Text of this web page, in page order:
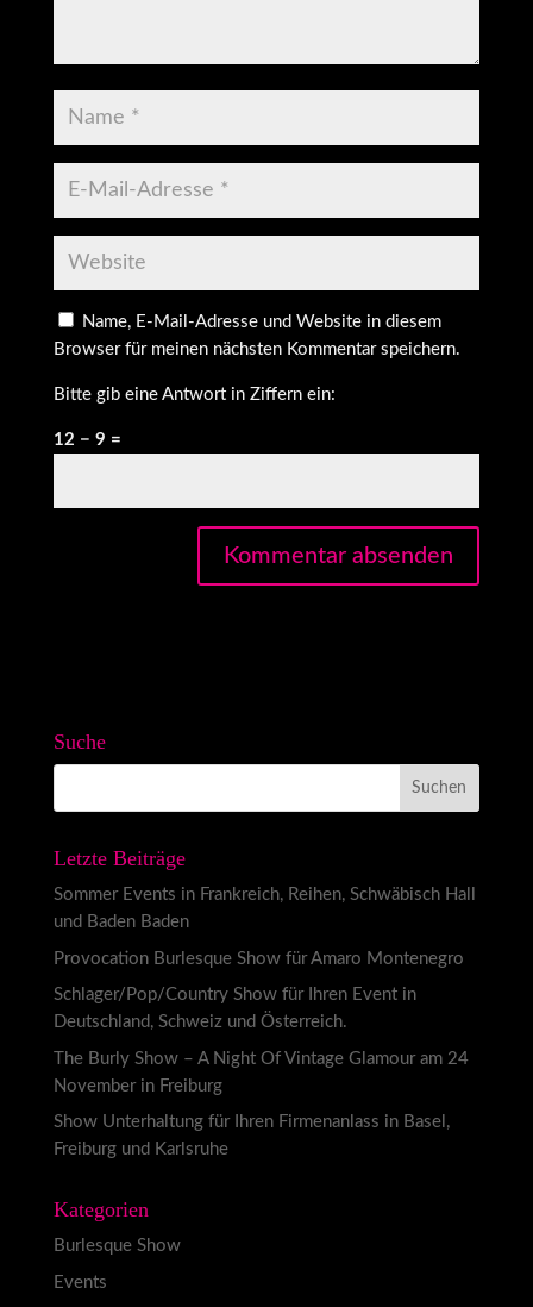
Name, E-Mail-Adresse und Website in diesem
Browser für meinen nächsten Kommentar speichern.
Bitte gib eine Antwort in Ziffern ein:
12 − 9 =
Suche
Letzte Beiträge
Sommer Events in Frankreich, Reihen, Schwäbisch Hall
und Baden Baden
Provocation Burlesque Show für Amaro Montenegro
Schlager/Pop/Country Show für Ihren Event in
Deutschland, Schweiz und Österreich.
The Burly Show – A Night Of Vintage Glamour am 24
November in Freiburg
Show Unterhaltung für Ihren Firmenanlass in Basel,
Freiburg und Karlsruhe
Kategorien
Burlesque Show
Events